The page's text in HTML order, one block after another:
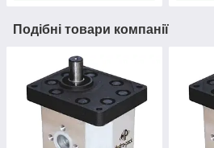
Подібні товари компанії